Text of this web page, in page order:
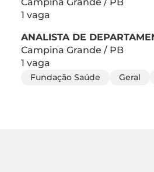
Campina Grande / PB
1 vaga
ANALISTA DE
Campina Grande / PB
1 vaga
Fundação Saúde Geral